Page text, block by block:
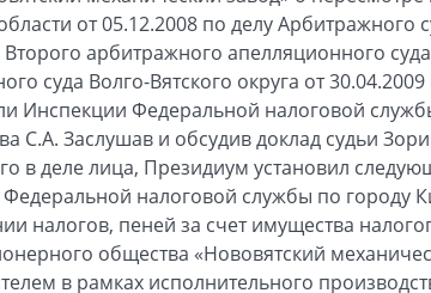
от 05.12.2008 по делу Арбитражного
арбитражного апелляционного
суда Волго-Вятского округа от
Инспекции Федеральной налоговой
С.А. Заслушав и обсудив доклад судьи
в деле лица, Президиум установил
налоговой службы по городу
налогов, пеней за счет имущества
общества «Нововятский
в рамках исполнительного